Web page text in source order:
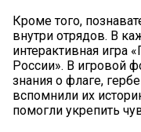
Кроме того,
внутри отрядов. В
интерактивная игра
России». В игровой
знания о флаге,
вспомнили их
помогли укрепить